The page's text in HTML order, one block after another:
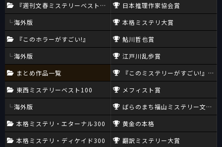
『週刊文春ミステリーベスト10』
海外版
『このホラーがすごい!』
海外版
まとめ作品一覧
東西ミステリーベスト100
海外版
本格ミステリ・エターナル300
本格ミステリ・ディケイド300
日本推理作家協会賞
本格ミステリ大賞
鮎川哲也賞
江戸川乱歩賞
『このミステリーがすごい!』大賞
メフィスト賞
ばらのまち福山ミステリー文学新
黄金の本格
翻訳ミステリー大賞